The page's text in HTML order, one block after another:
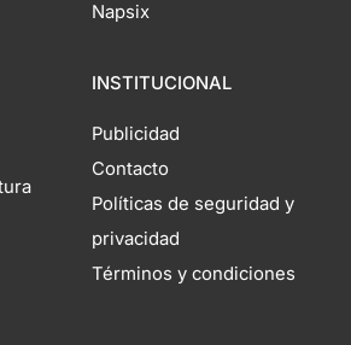
Napsix
INSTITUCIONAL
Publicidad
Contacto
Políticas de seguridad y
privacidad
Términos y condiciones